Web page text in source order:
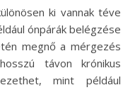
ki vannak téve
ónpárák belégzése
megnő a mérgezés
távon krónikus
mint például